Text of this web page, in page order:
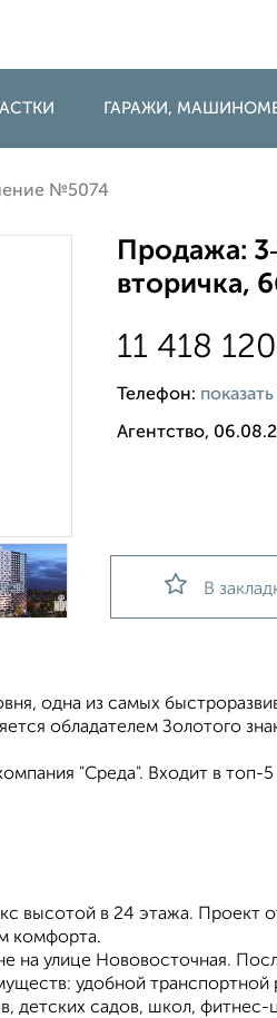
ГАРАЖИ,
№5074
Продажа:
вторичка,
11 418
Телефон:
Агентство,
В
oдна из самыx
облaдaтелeм Золoтoго
"Среда". Входит в
в 24 этажа. Проект
комфорта.
улице Нововосточная.
удобной
детских садов, школ, фитнес-